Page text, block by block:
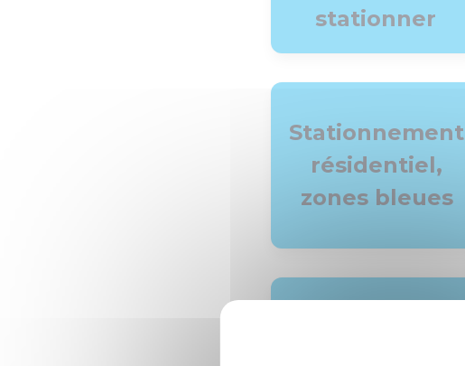
stationner
Stationnement
résidentiel,
zones bleues